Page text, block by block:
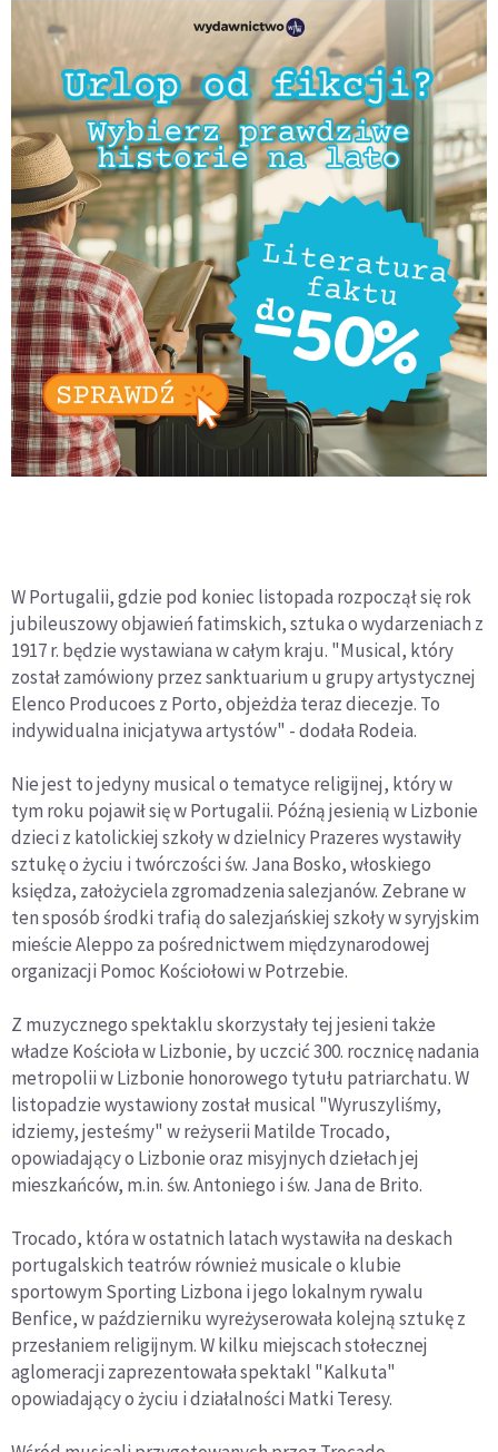
W Portugalii, gdzie pod koniec listopada rozpoczął się rok
jubileuszowy objawień fatimskich, sztuka o wydarzeniach z
1917 r. będzie wystawiana w całym kraju. "Musical, który
został zamówiony przez sanktuarium u grupy artystycznej
Elenco Producoes z Porto, objeżdża teraz diecezje. To
indywidualna inicjatywa artystów" - dodała Rodeia.
Nie jest to jedyny musical o tematyce religijnej, który w
tym roku pojawił się w Portugalii. Późną jesienią w Lizbonie
dzieci z katolickiej szkoły w dzielnicy Prazeres wystawiły
sztukę o życiu i twórczości św. Jana Bosko, włoskiego
księdza, założyciela zgromadzenia salezjanów. Zebrane w
ten sposób środki trafią do salezjańskiej szkoły w syryjskim
mieście Aleppo za pośrednictwem międzynarodowej
organizacji Pomoc Kościołowi w Potrzebie.
Z muzycznego spektaklu skorzystały tej jesieni także
władze Kościoła w Lizbonie, by uczcić 300. rocznicę nadania
metropolii w Lizbonie honorowego tytułu patriarchatu. W
listopadzie wystawiony został musical "Wyruszyliśmy,
idziemy, jesteśmy" w reżyserii Matilde Trocado,
opowiadający o Lizbonie oraz misyjnych dziełach jej
mieszkańców, m.in. św. Antoniego i św. Jana de Brito.
Trocado, która w ostatnich latach wystawiła na deskach
portugalskich teatrów również musicale o klubie
sportowym Sporting Lizbona i jego lokalnym rywalu
Benfice, w październiku wyreżyserowała kolejną sztukę z
przesłaniem religijnym. W kilku miejscach stołecznej
aglomeracji zaprezentowała spektakl "Kalkuta"
opowiadający o życiu i działalności Matki Teresy.